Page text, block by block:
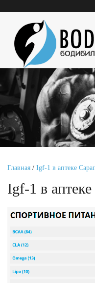
Главная / Igf-1 в аптеке
Igf-1 в